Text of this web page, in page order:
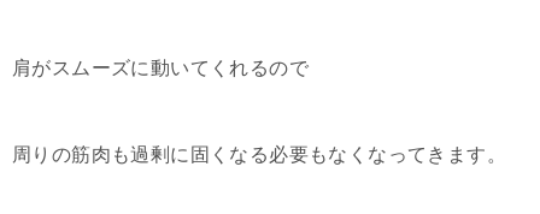
肩がスムーズに動いてくれるので
周りの筋肉も過剰に固くなる必要もなくなってきます。